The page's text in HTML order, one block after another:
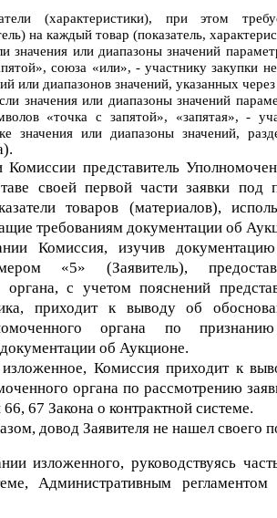
(характеристики), при этом
на каждый товар (показатель,
значения или диапазоны значений
союза «или», - участнику закупки
или диапазонов значений, указанных
значения или диапазоны значений
«точка с запятой», «запятая», -
значения или диапазоны значений,
Комиссии представитель
своей первой части заявки
товаров (материалов),
требованиям документации об
Комиссия, изучив
«5» (Заявитель),
органа, с учетом пояснений
приходит к выводу об
органа по
об Аукционе.
Комиссия приходит к
органа по рассмотрению
66, 67 Закона о контрактной системе.
довод Заявителя не нашел своего
изложенного, руководствуясь
Административным